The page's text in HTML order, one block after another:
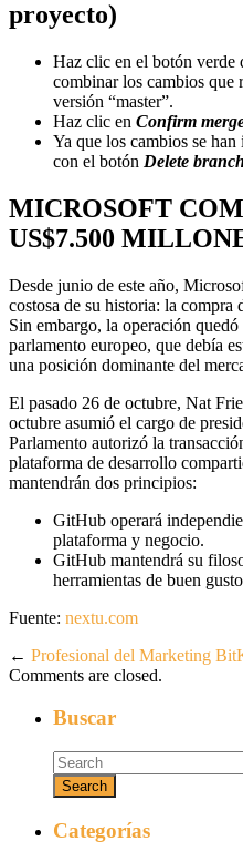
proyecto)
Haz clic en el botón verde
combinar los cambios que
versión “master”.
Haz clic en Confirm
Ya que los cambios se
con el botón Delete branch
MICROSOFT
US$7.500
Desde junio de este año,
costosa de su historia: la
Sin embargo, la operación
parlamento europeo, que debía
una posición dominante del
El pasado 26 de octubre, Nat
octubre asumió el cargo de
Parlamento autorizó la
plataforma de desarrollo
mantendrán dos principios:
GitHub operará
plataforma y negocio.
GitHub mantendrá su
herramientas de buen
Fuente: nextu.com
← Profesional del Marketing
Comments are closed.
Buscar
Categorías